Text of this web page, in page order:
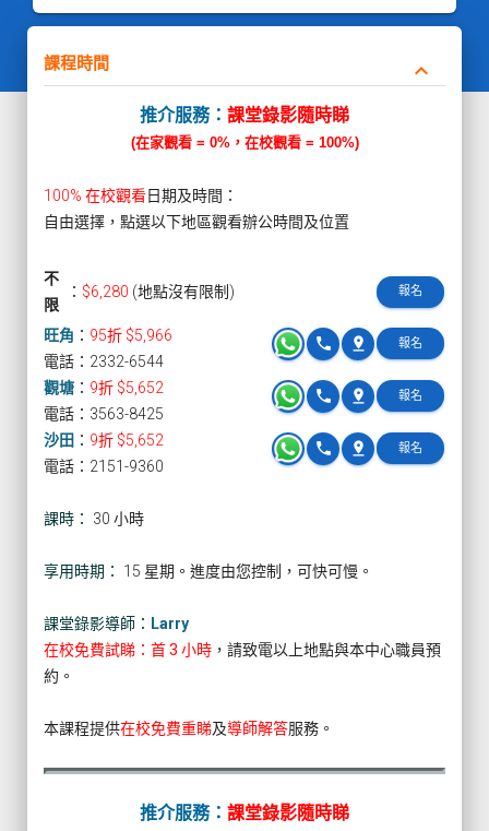
課程時間 keyboard_arrow_down
推介服務： 課堂錄影隨時睇
(在家觀看 = 0%，在校觀看 = 100%)
100% 在校觀看日期及時間：
自由選擇，點選以下地區觀看辦公時間及位置
不
限
： $6,280 (地點沒有限制) 報名
旺角 ： 95折 $5,966 報名
pin_drop
phone
電話：2332-6544
觀塘 ： 9折 $5,652 報名
pin_drop
phone
電話：3563-8425
沙田 ： 9折 $5,652 報名
pin_drop
phone
電話：2151-9360
課時： 30 小時
享用時期： 15 星期。進度由您控制，可快可慢。
課堂錄影導師： Larry
在校免費試睇：首 3 小時 ，請致電以上地點與本中心職員預
約。
本課程提供在校免費重睇及導師解答服務。
推介服務： 課堂錄影隨時睇